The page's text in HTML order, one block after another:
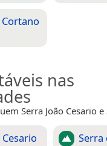
nas
Serra João Cesario
Serra